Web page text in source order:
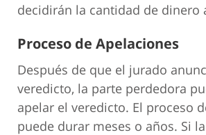
decidirán la cantidad de dinero
Proceso de Apelaciones
Después de que el jurado
veredicto, la parte perdedora
apelar el veredicto. El proceso
puede durar meses o años. Si